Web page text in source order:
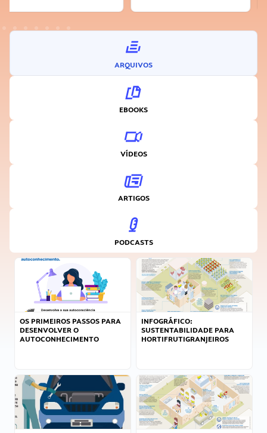
ARQUIVOS
EBOOKS
VÍDEOS
ARTIGOS
PODCASTS
OS PRIMEIROS PASSOS PARA
DESENVOLVER O
AUTOCONHECIMENTO
INFOGRÁFICO:
SUSTENTABILIDADE PARA
HORTIFRUTIGRANJEIROS